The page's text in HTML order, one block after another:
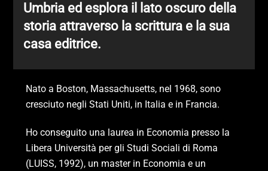
Umbria ed esplora il lato oscuro della
storia attraverso la scrittura e la sua
casa editrice.
Nato a Boston, Massachusetts, nel 1968, sono
cresciuto negli Stati Uniti, in Italia e in Francia.
Ho conseguito una laurea in Economia presso la
Libera Università per gli Studi Sociali di Roma
(LUISS, 1992), un master in Economia e un